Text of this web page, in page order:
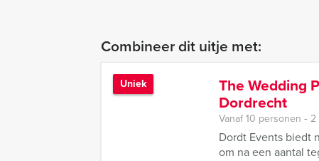
Combineer dit uitje met:
The Wedding
Dordrecht
Uniek
Vanaf 10 personen ‐
Dordt Events biedt
om na een aantal